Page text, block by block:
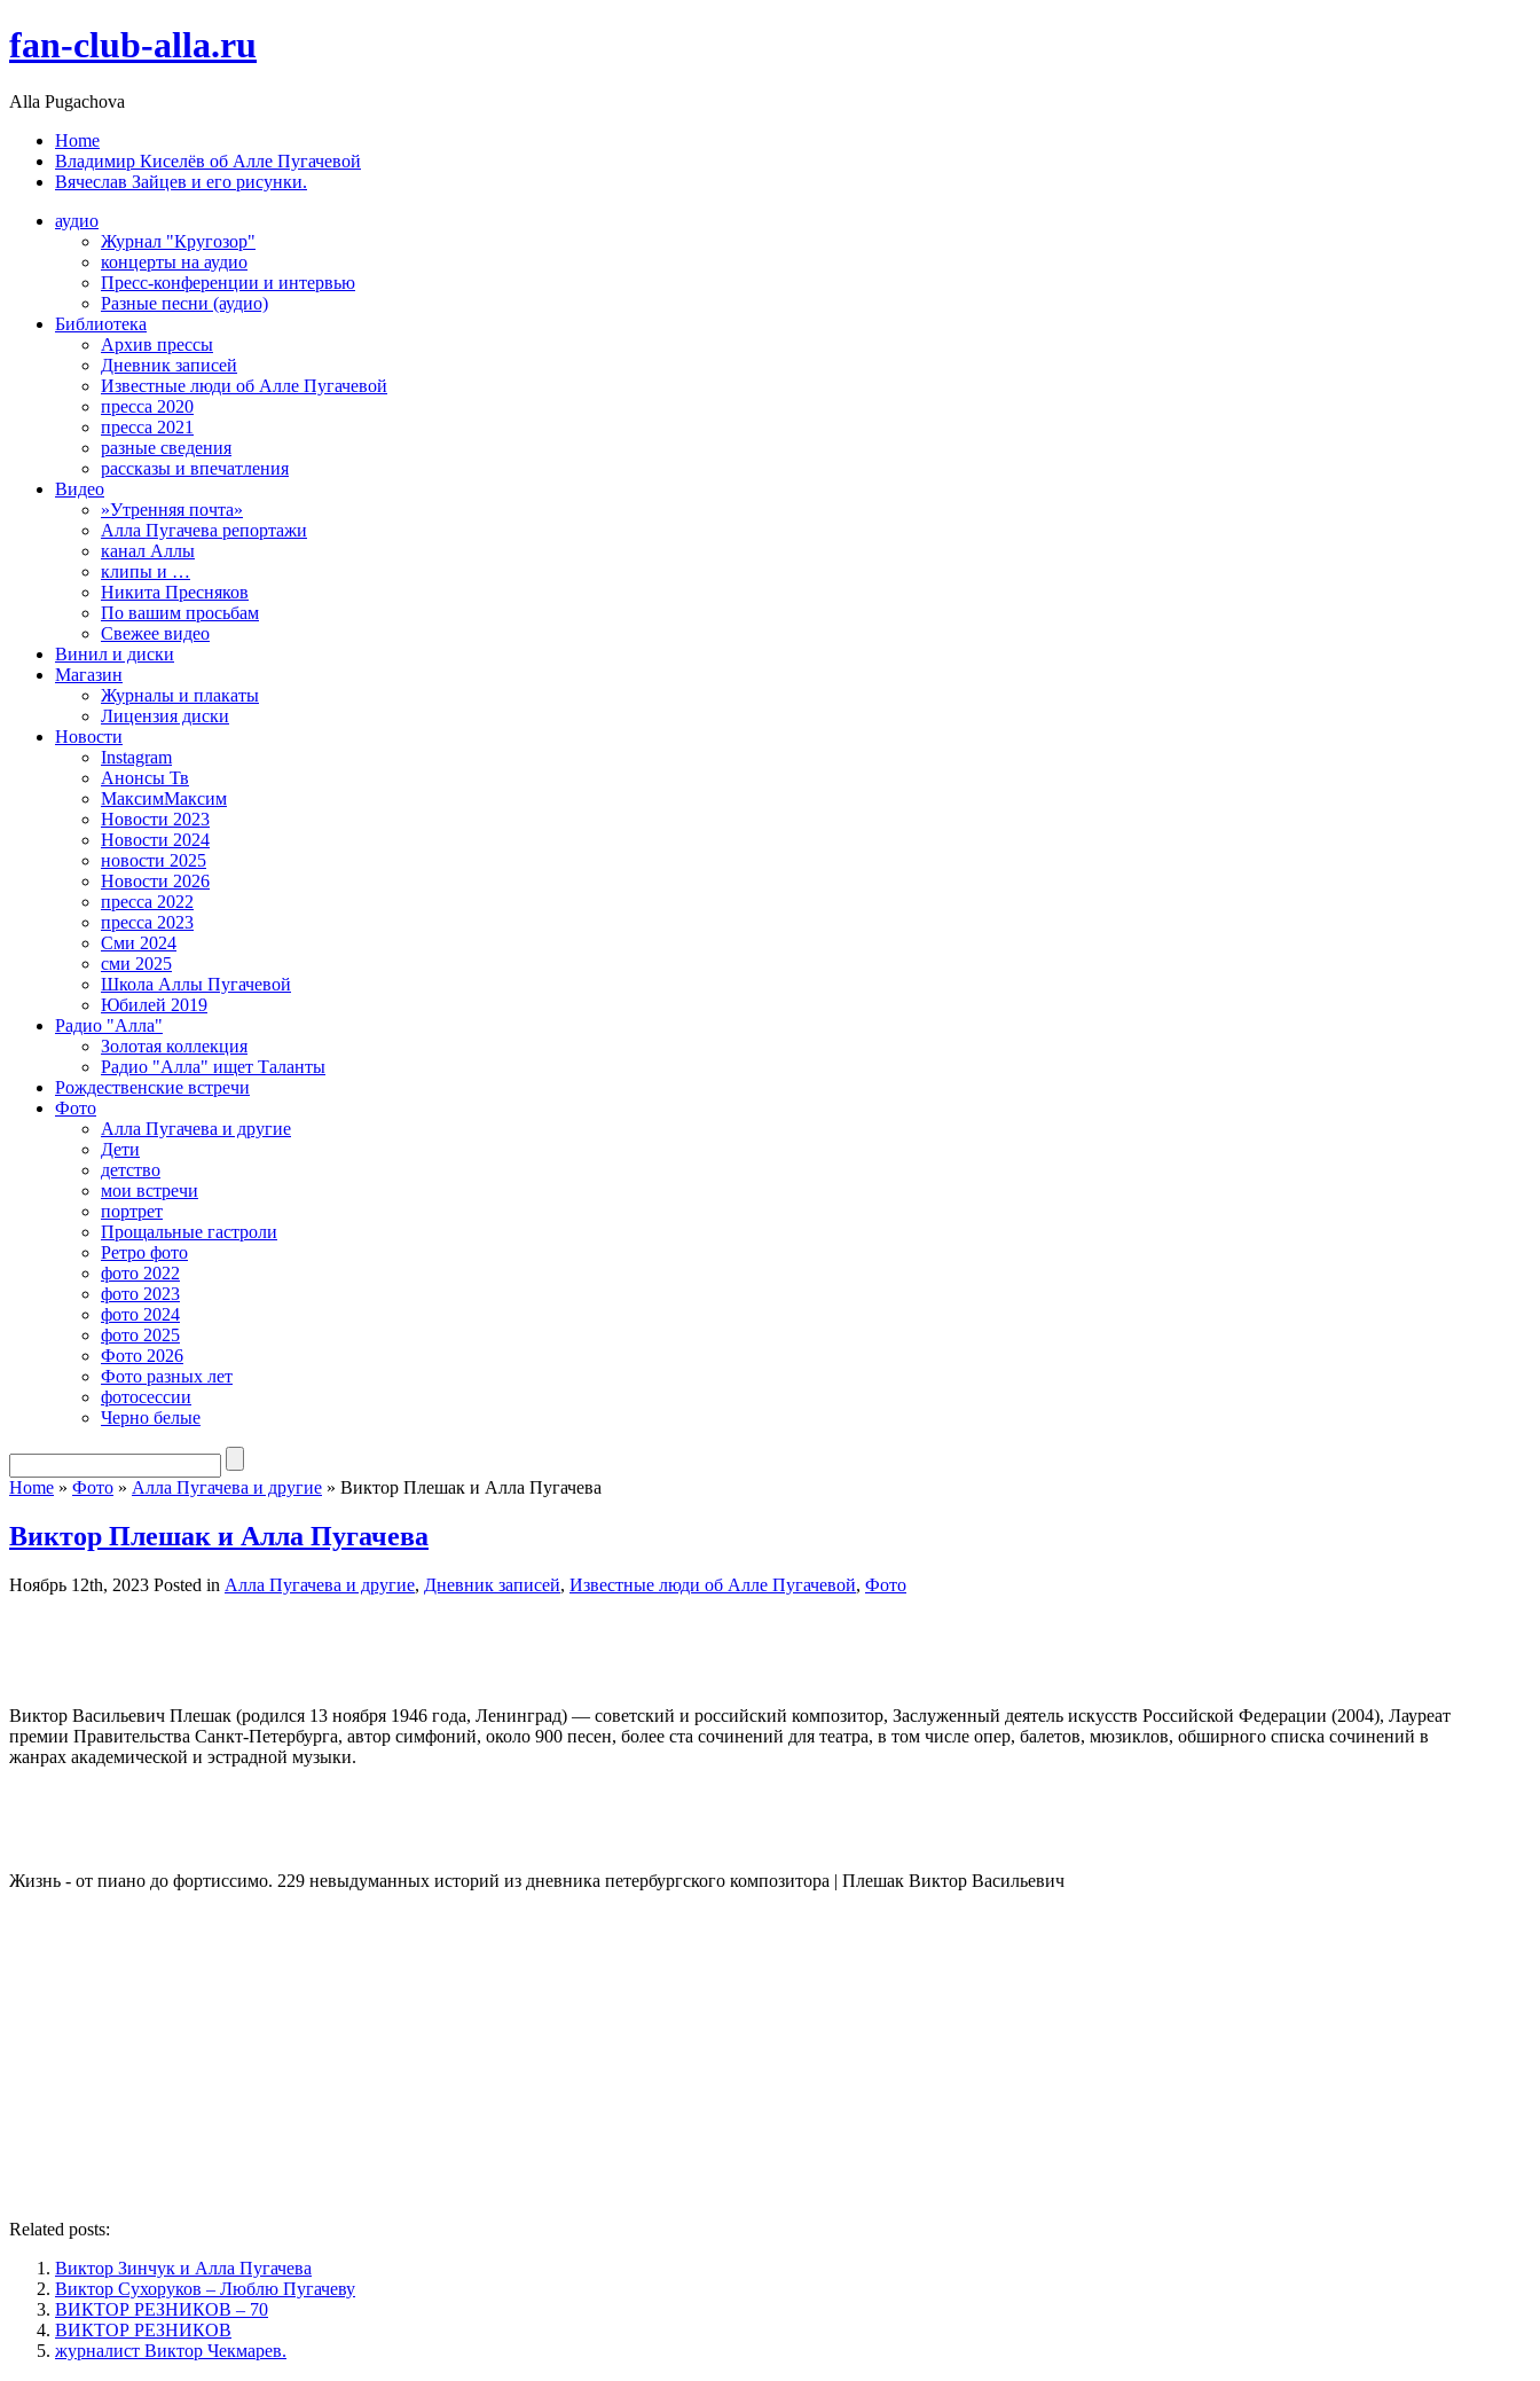
fan-club-alla.ru
Alla Pugachova
Home
Владимир Киселёв об Алле Пугачевой
Вячеслав Зайцев и его рисунки.
аудио
Журнал "Кругозор"
концерты на аудио
Пресс-конференции и интервью
Разные песни (аудио)
Библиотека
Архив прессы
Дневник записей
Известные люди об Алле Пугачевой
пресса 2020
пресса 2021
разные сведения
рассказы и впечатления
Видео
»Утренняя почта»
Алла Пугачева репортажи
канал Аллы
клипы и …
Никита Пресняков
По вашим просьбам
Свежее видео
Винил и диски
Магазин
Журналы и плакаты
Лицензия диски
Новости
Instagram
Анонсы Тв
МаксимМаксим
Новости 2023
Новости 2024
новости 2025
Новости 2026
пресса 2022
пресса 2023
Сми 2024
сми 2025
Школа Аллы Пугачевой
Юбилей 2019
Радио "Алла"
Золотая коллекция
Радио "Алла" ищет Таланты
Рождественские встречи
Фото
Алла Пугачева и другие
Дети
детство
мои встречи
портрет
Прощальные гастроли
Ретро фото
фото 2022
фото 2023
фото 2024
фото 2025
Фото 2026
Фото разных лет
фотосессии
Черно белые
Home » Фото » Алла Пугачева и другие » Виктор Плешак и Алла Пугачева
Виктор Плешак и Алла Пугачева
Ноябрь 12th, 2023 Posted in Алла Пугачева и другие, Дневник записей, Известные люди об Алле Пугачевой, Фото
Виктор Васильевич Плешак (родился 13 ноября 1946 года, Ленинград) — советский и российский композитор, Заслуженный деятель искусств Российской Федерации (2004), Лауреат
премии Правительства Санкт-Петербурга, автор симфоний, около 900 песен, более ста сочинений для театра, в том числе опер, балетов, мюзиклов, обширного списка сочинений в
жанрах академической и эстрадной музыки.
Жизнь - от пиано до фортиссимо. 229 невыдуманных историй из дневника петербургского композитора | Плешак Виктор Васильевич
Related posts:
Виктор Зинчук и Алла Пугачева
Виктор Сухоруков – Люблю Пугачеву
ВИКТОР РЕЗНИКОВ – 70
ВИКТОР РЕЗНИКОВ
журналист Виктор Чекмарев.